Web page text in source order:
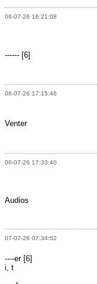
06-07-26 16:21:08
------ [6]
06-07-26 17:15:46
Venter
06-07-26 17:33:40
Audios
07-07-26 07:34:52
----er [6]
i, t